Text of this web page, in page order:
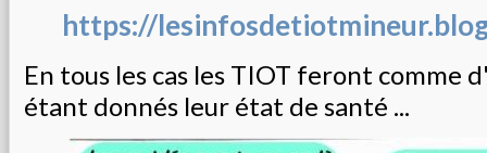
https://
En tous les cas les TIOT feront comme
étant donnés leur état de santé ...